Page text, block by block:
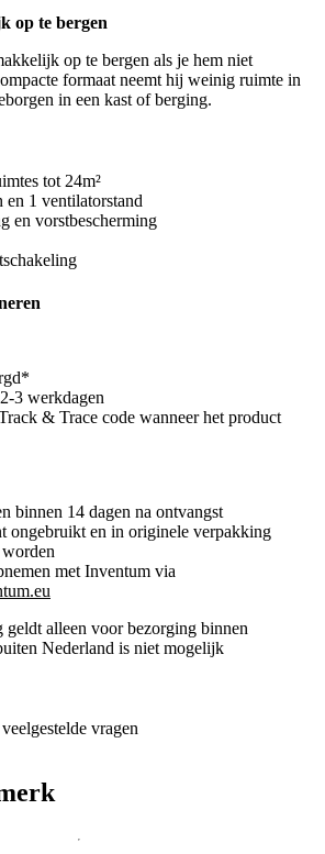
op te bergen
op te bergen als je hem niet
formaat neemt hij weinig ruimte in
in een kast of berging.
tot 24m²
en 1 ventilatorstand
en vorstbescherming
3 werkdagen
& Trace code wanneer het product
binnen 14 dagen na ontvangst
ongebruikt en in originele verpakking
met Inventum via
alleen voor bezorging binnen
Nederland is niet mogelijk
vragen